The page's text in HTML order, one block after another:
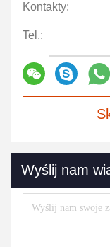
Kontakty:
Tel.:
Wyślij nam